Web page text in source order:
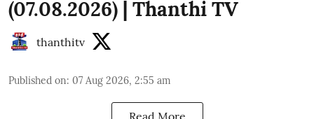
(07.08.2026) | Thanthi TV
thanthitv
Published on: 07 Aug 2026, 2:55 am
Read More